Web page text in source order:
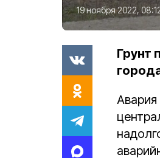
19 ноября 2022,
Грунт